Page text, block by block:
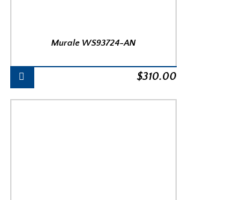
Murale WS93724-AN
$310.00